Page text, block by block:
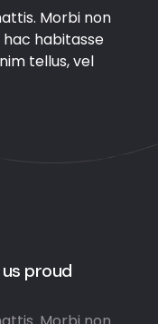
Morbi non
hac habitasse
tellus, vel
proud